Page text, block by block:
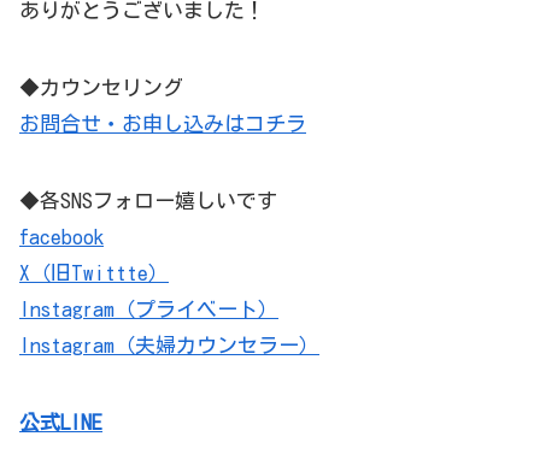
ありがとうございました！
◆カウンセリング
お問合せ・お申し込みはコチラ
◆各SNSフォロー嬉しいです
facebook
X（旧Twittte）
Instagram（プライベート）
Instagram（夫婦カウンセラー）
公式LINE